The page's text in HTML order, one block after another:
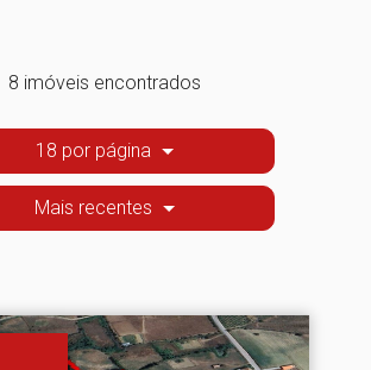
8 imóveis encontrados
18 por página
Mais recentes